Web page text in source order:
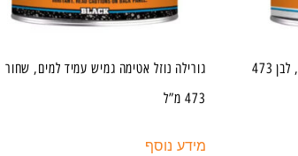
גורילה נוזל אטימה גמיש עמיד למים, לבן 473
גורילה נוזל אטימה גמיש עמיד למים, שחור
473 מ”ל
מידע נוסף